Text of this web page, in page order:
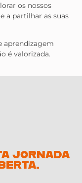
os nossos
a partilhar as suas
aprendizagem
é valorizada.
JORNADA